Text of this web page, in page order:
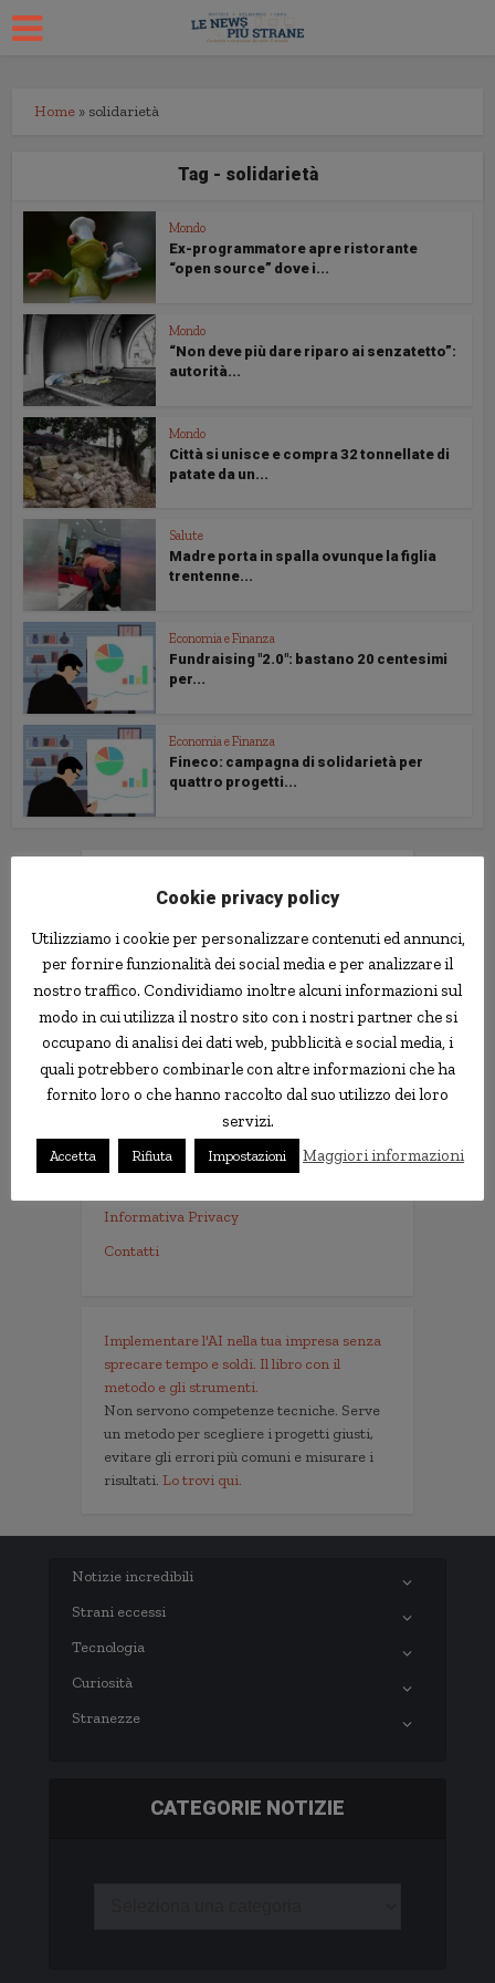
Home » solidarietà
Tag - solidarietà
Mondo
Ex-programmatore apre ristorante
“open source” dove i...
Mondo
“Non deve più dare riparo ai senzatetto”:
autorità...
Mondo
Città si unisce e compra 32 tonnellate di
patate da un...
Salute
Madre porta in spalla ovunque la figlia
trentenne...
Economia e Finanza
Fundraising "2.0": bastano 20 centesimi
per...
Economia e Finanza
Fineco: campagna di solidarietà per
quattro progetti...
Le news più strane
notizie.delmondo.info è il blog che dal 2003
vi racconta le notizie più incredibili, strane,
curiose e divertenti: fatti imbarazzanti,
ladri imbranati, prodotti assurdi, ricerche
Informativa Privacy
Contatti
Implementare l'AI nella tua impresa senza
sprecare tempo e soldi. Il libro con il
metodo e gli strumenti.
Non servono competenze tecniche. Serve
un metodo per scegliere i progetti giusti,
evitare gli errori più comuni e misurare i
risultati. Lo trovi qui.
Notizie incredibili
Strani eccessi
Tecnologia
Curiosità
Stranezze
CATEGORIE NOTIZIE
Cookie privacy policy
Utilizziamo i cookie per personalizzare contenuti ed annunci,
per fornire funzionalità dei social media e per analizzare il
nostro traffico. Condividiamo inoltre alcuni informazioni sul
modo in cui utilizza il nostro sito con i nostri partner che si
occupano di analisi dei dati web, pubblicità e social media, i
quali potrebbero combinarle con altre informazioni che ha
fornito loro o che hanno raccolto dal suo utilizzo dei loro
servizi.
Accetta Rifiuta Impostazioni Maggiori informazioni